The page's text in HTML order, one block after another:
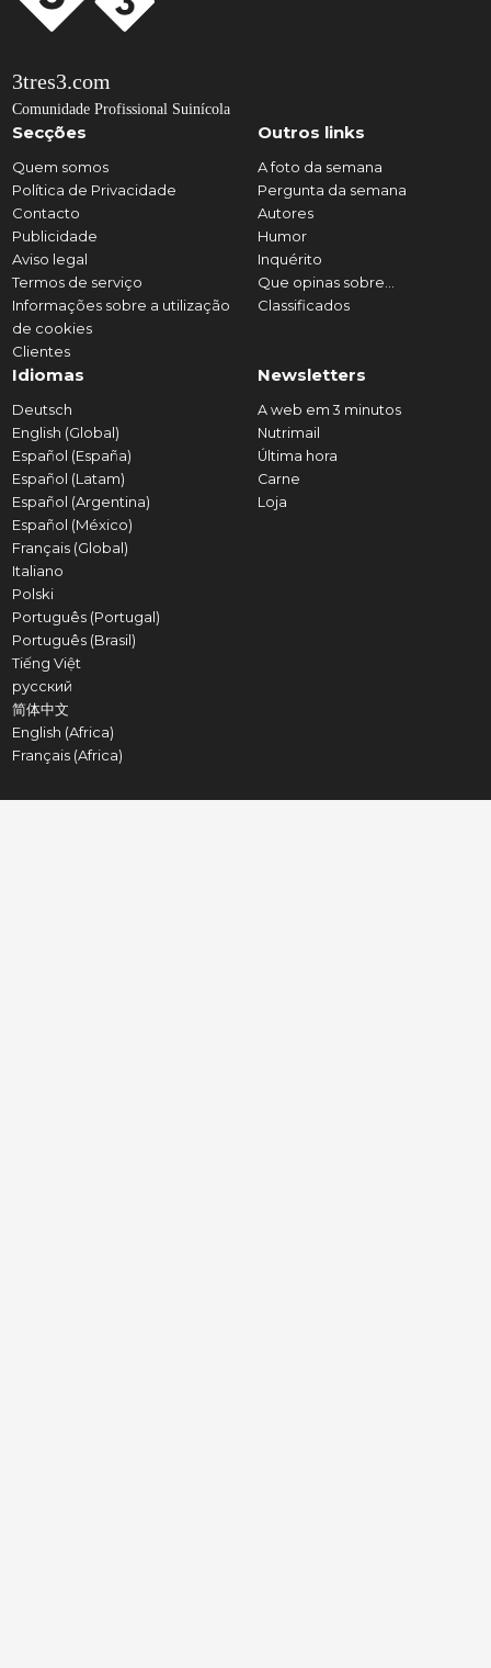
3tres3.com
Comunidade Profissional Suinícola
Secções
Quem somos
Política de Privacidade
Contacto
Publicidade
Aviso legal
Termos de serviço
Informações sobre a utilização
de cookies
Clientes
Outros links
A foto da semana
Pergunta da semana
Autores
Humor
Inquérito
Que opinas sobre...
Classificados
Idiomas
Deutsch
English (Global)
Español (España)
Español (Latam)
Español (Argentina)
Español (México)
Français (Global)
Italiano
Polski
Português (Portugal)
Português (Brasil)
Tiếng Việt
русский
简体中文
English (Africa)
Français (Africa)
Newsletters
A web em 3 minutos
Nutrimail
Última hora
Carne
Loja